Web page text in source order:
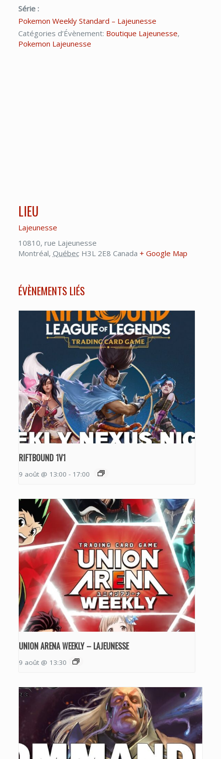
Série :
Pokemon Weekly Standard – Lajeunesse
Catégories d’Évènement: Boutique Lajeunesse,
Pokemon Lajeunesse
LIEU
Lajeunesse
10810, rue Lajeunesse
Montréal, Québec H3L 2E8 Canada + Google Map
ÉVÈNEMENTS LIÉS
RIFTBOUND 1V1
9 août @ 13:00 - 17:00
UNION ARENA WEEKLY – LAJEUNESSE
9 août @ 13:30